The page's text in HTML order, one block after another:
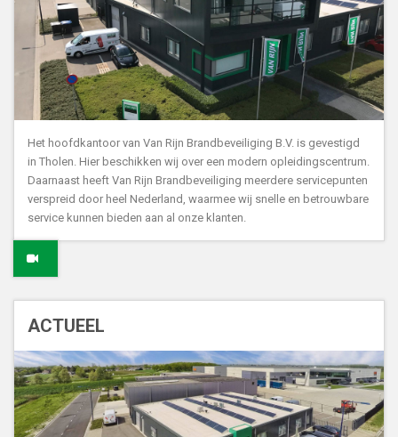
Het hoofdkantoor van Van Rijn Brandbeveiliging B.V. is gevestigd
in Tholen. Hier beschikken wij over een modern opleidingscentrum.
Daarnaast heeft Van Rijn Brandbeveiliging meerdere servicepunten
verspreid door heel Nederland, waarmee wij snelle en betrouwbare
service kunnen bieden aan al onze klanten.
ACTUEEL